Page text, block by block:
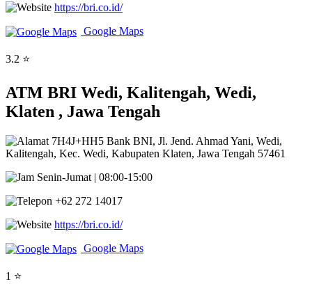
https://bri.co.id/
Google Maps
3.2 ⭐
ATM BRI Wedi, Kalitengah, Wedi,
Klaten , Jawa Tengah
7H4J+HH5 Bank BNI, Jl. Jend. Ahmad Yani, Wedi,
Kalitengah, Kec. Wedi, Kabupaten Klaten, Jawa Tengah 57461
Senin-Jumat | 08:00-15:00
+62 272 14017
https://bri.co.id/
Google Maps
1 ⭐